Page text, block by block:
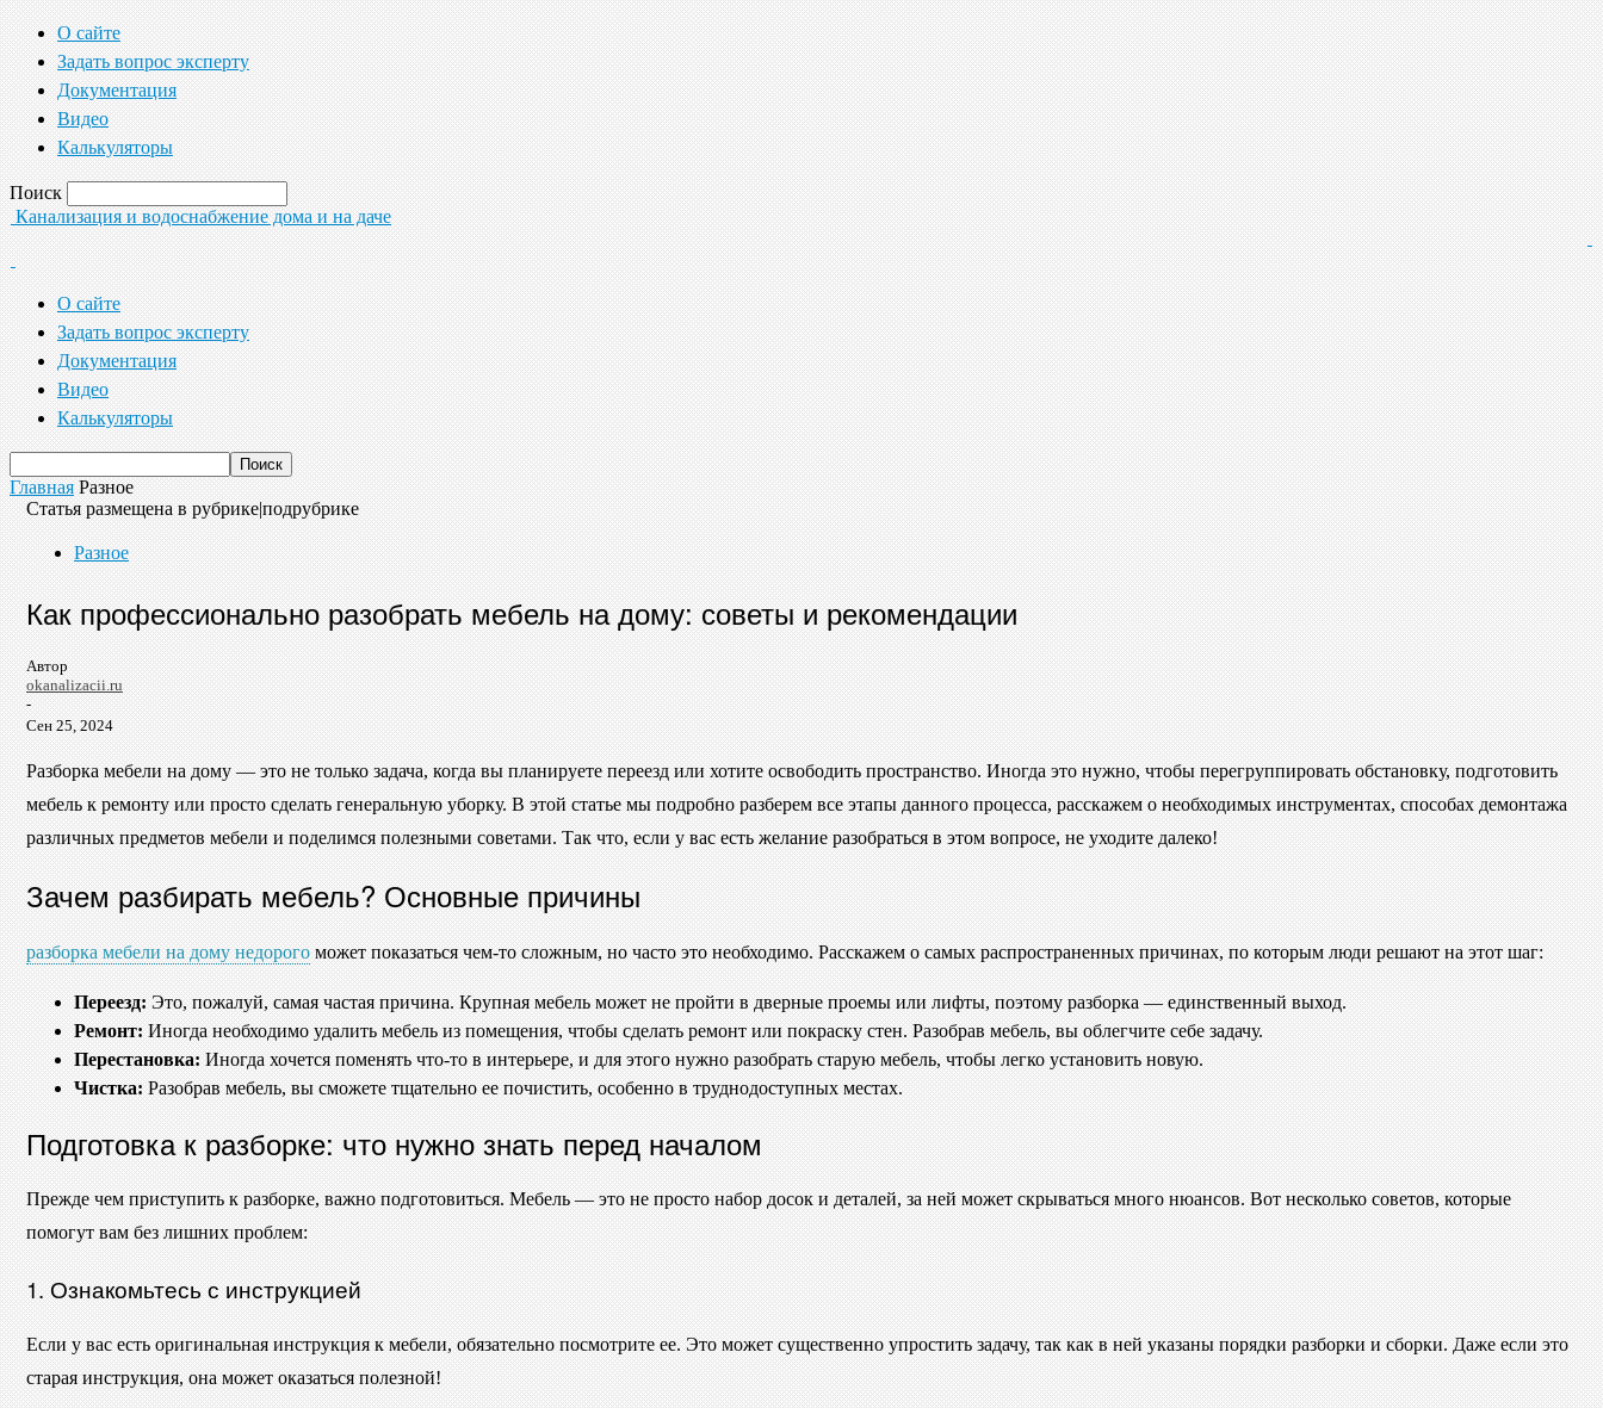
О сайте
Задать вопрос эксперту
Документация
Видео
Калькуляторы
Поиск
Канализация и водоснабжение дома и на даче
О сайте
Задать вопрос эксперту
Документация
Видео
Калькуляторы
Главная Разное
Статья размещена в рубрике|подрубрике
Разное
Как профессионально разобрать мебель на дому: советы и рекомендации
Автор
okanalizacii.ru
-
Сен 25, 2024
Разборка мебели на дому — это не только задача, когда вы планируете переезд или хотите освободить пространство. Иногда это нужно, чтобы перегруппировать обстановку, подготовить
мебель к ремонту или просто сделать генеральную уборку. В этой статье мы подробно разберем все этапы данного процесса, расскажем о необходимых инструментах, способах демонтажа
различных предметов мебели и поделимся полезными советами. Так что, если у вас есть желание разобраться в этом вопросе, не уходите далеко!
Зачем разбирать мебель? Основные причины
разборка мебели на дому недорого может показаться чем-то сложным, но часто это необходимо. Расскажем о самых распространенных причинах, по которым люди решают на этот шаг:
Переезд: Это, пожалуй, самая частая причина. Крупная мебель может не пройти в дверные проемы или лифты, поэтому разборка — единственный выход.
Ремонт: Иногда необходимо удалить мебель из помещения, чтобы сделать ремонт или покраску стен. Разобрав мебель, вы облегчите себе задачу.
Перестановка: Иногда хочется поменять что-то в интерьере, и для этого нужно разобрать старую мебель, чтобы легко установить новую.
Чистка: Разобрав мебель, вы сможете тщательно ее почистить, особенно в труднодоступных местах.
Подготовка к разборке: что нужно знать перед началом
Прежде чем приступить к разборке, важно подготовиться. Мебель — это не просто набор досок и деталей, за ней может скрываться много нюансов. Вот несколько советов, которые
помогут вам без лишних проблем:
1. Ознакомьтесь с инструкцией
Если у вас есть оригинальная инструкция к мебели, обязательно посмотрите ее. Это может существенно упростить задачу, так как в ней указаны порядки разборки и сборки. Даже если это
старая инструкция, она может оказаться полезной!